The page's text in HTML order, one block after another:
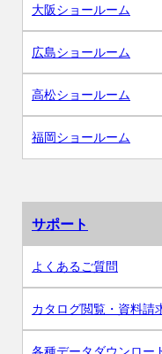
大阪ショールーム
広島ショールーム
高松ショールーム
福岡ショールーム
サポート
よくあるご質問
カタログ閲覧・資料請
各種データダウンロー